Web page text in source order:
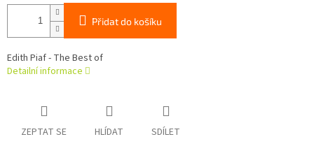
Přidat do košíku
Edith Piaf - The Best of
Detailní informace
ZEPTAT SE HLÍDAT SDÍLET